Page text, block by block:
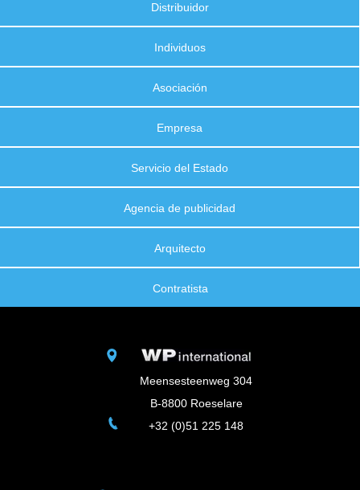
Distribuidor
Individuos
Asociación
Empresa
Servicio del Estado
Agencia de publicidad
Arquitecto
Contratista
Meensesteenweg 304
B-8800 Roeselare
+32 (0)51 225 148